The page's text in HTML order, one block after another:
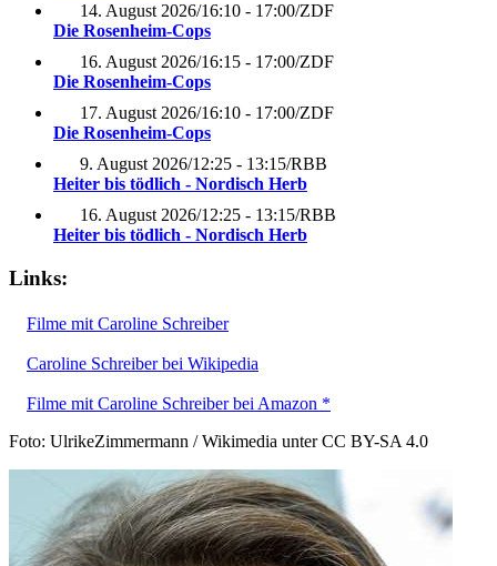
14. August 2026/16:10 - 17:00/ZDF
Die Rosenheim-Cops
16. August 2026/16:15 - 17:00/ZDF
Die Rosenheim-Cops
17. August 2026/16:10 - 17:00/ZDF
Die Rosenheim-Cops
9. August 2026/12:25 - 13:15/RBB
Heiter bis tödlich - Nordisch Herb
16. August 2026/12:25 - 13:15/RBB
Heiter bis tödlich - Nordisch Herb
Links:
Filme mit Caroline Schreiber
Caroline Schreiber bei Wikipedia
Filme mit Caroline Schreiber bei Amazon *
Foto: UlrikeZimmermann / Wikimedia unter CC BY-SA 4.0